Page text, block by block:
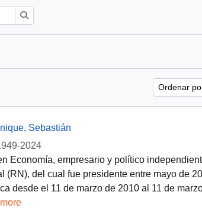
Ordenar
Sebastián
2024
Economía, empresario y político
(RN), del cual fue presidente entre mayo de
desde el 11 de marzo de 2010 al 11 de